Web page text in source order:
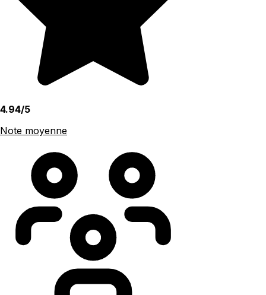
4.94/5
Note moyenne